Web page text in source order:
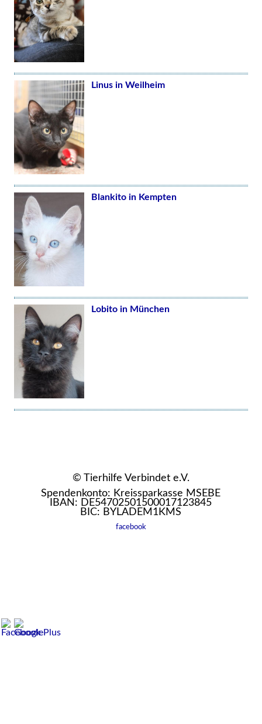
Linus in Weilheim
Blankito in Kempten
Lobito in München
© Tierhilfe Verbindet e.V.
Spendenkonto: Kreissparkasse MSEBE
IBAN: DE54702501500017123845
BIC: BYLADEM1KMS
facebook